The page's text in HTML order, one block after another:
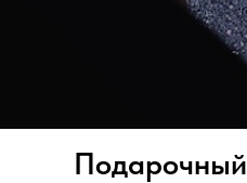
Подарочный